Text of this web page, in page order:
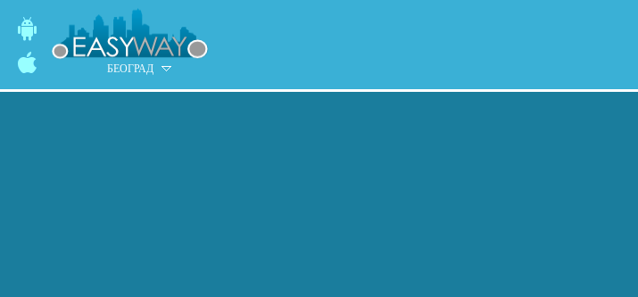
БЕОГРАД